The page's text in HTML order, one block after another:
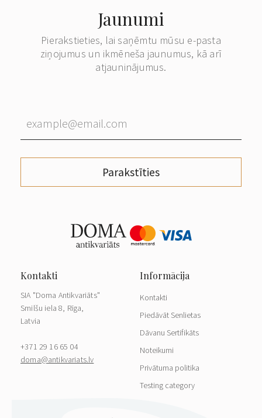
Jaunumi
Pierakstieties, lai saņēmtu mūsu e-pasta
ziņojumus un ikmēneša jaunumus, kā arī
atjauninājumus.
Parakstīties
SIA "Doma Antikvariāts"
Smilšu iela 8, Rīga,
Latvia
+371 29 16 65 04
doma@antikvariats.lv
Kontakti
Piedāvāt Senlietas
Dāvanu Sertifikāts
Noteikumi
Privātuma politika
Testing category